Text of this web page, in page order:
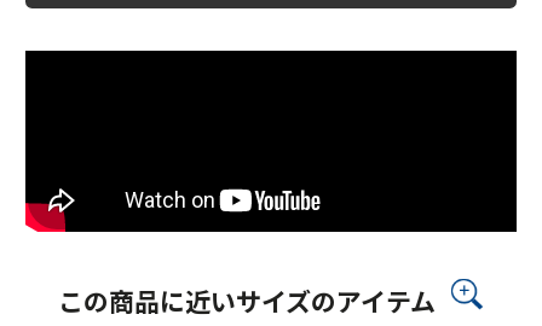
この商品に近いサイズのアイテム